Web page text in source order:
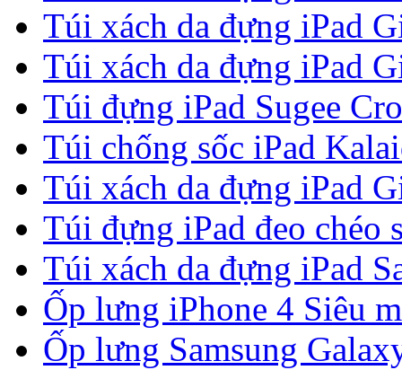
Túi xách da đựng iPad
Túi xách da đựng iPad
Túi đựng iPad Sugee
Túi chống sốc iPad
Túi xách da đựng iPad
Túi đựng iPad đeo chéo
Túi xách da đựng iPad
Ốp lưng iPhone 4 Siêu
Ốp lưng Samsung